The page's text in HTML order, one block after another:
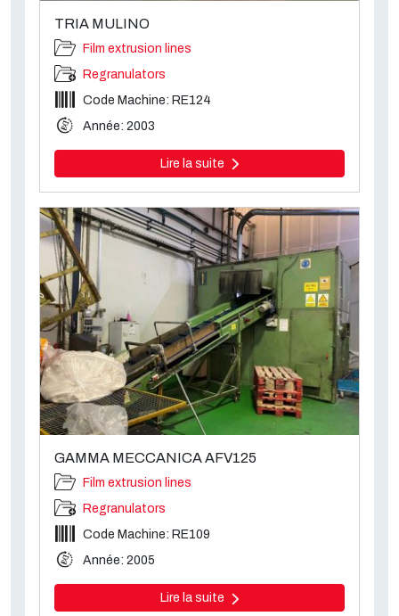
TRIA MULINO
Film extrusion lines
Regranulators
Code Machine: RE124
Année: 2003
Lire la suite
GAMMA MECCANICA AFV125
Film extrusion lines
Regranulators
Code Machine: RE109
Année: 2005
Lire la suite